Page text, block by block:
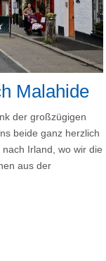
Malahide
der großzügigen
beide ganz herzlich
Irland, wo wir die
aus der